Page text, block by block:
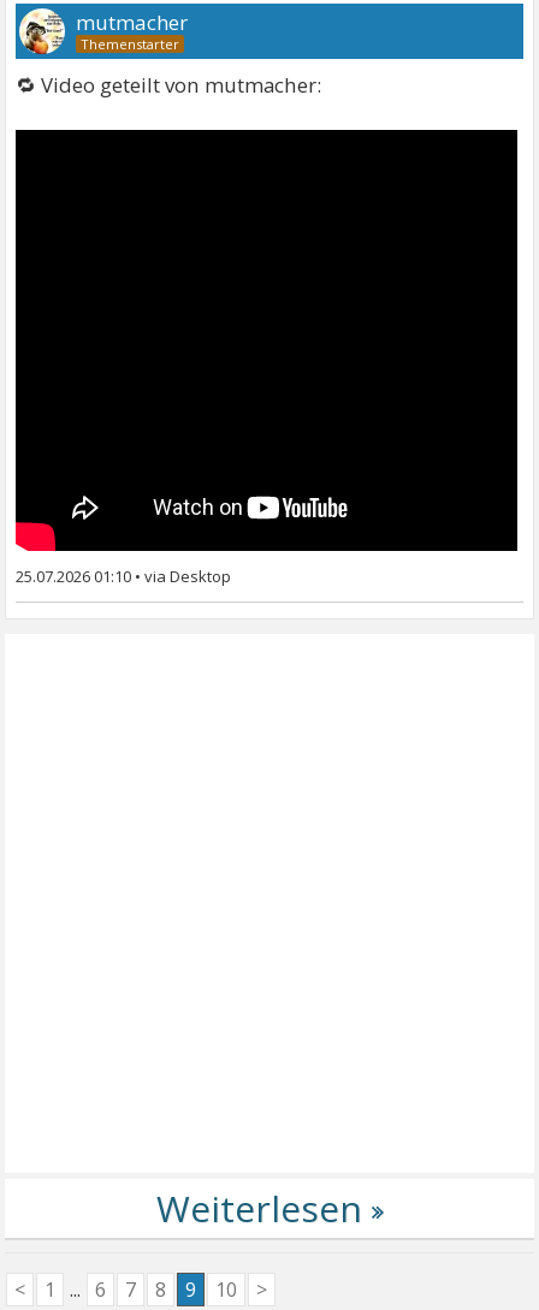
mutmacher
🔁 Video geteilt von mutmacher:
25.07.2026 01:10 •
< 1 ... 6 7 8 9 10 >